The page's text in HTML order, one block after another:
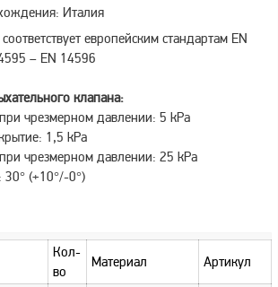
Италия
европейским стандартам EN
– EN 14596
клапана:
чрезмерном давлении: 5 kPa
1,5 kPa
чрезмерном давлении: 25 kPa
30° (+10°/-0°)
Кол-
во
Материал Артикул